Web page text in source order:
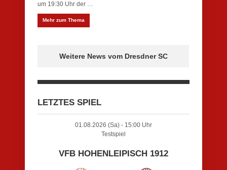
um 19:30 Uhr der …
Mehr zum Thema
Weitere News vom Dresdner SC
LETZTES SPIEL
01.08.2026 (Sa) - 15:00 Uhr
Testspiel
VFB HOHENLEIPISCH 1912